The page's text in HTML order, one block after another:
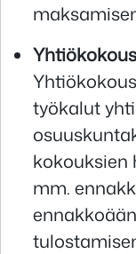
työkalut
kokouksien
mm.